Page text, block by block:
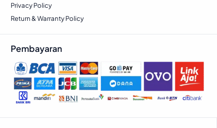
Privacy Policy
Return & Warranty Policy
Pembayaran